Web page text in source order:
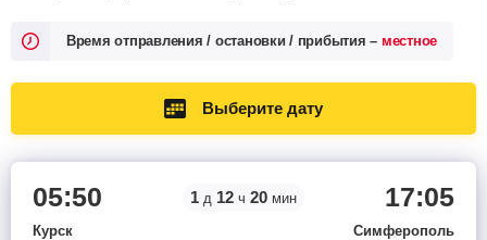
Время отправления / остановки / прибытия – местное
Выберите дату
05:50
Курск
1 д 12 ч 20 мин 17:05
Симферополь